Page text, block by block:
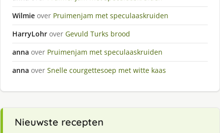
Wilmie over Pruimenjam met speculaaskruiden
HarryLohr over Gevuld Turks brood
anna over Pruimenjam met speculaaskruiden
anna over Snelle courgettesoep met witte kaas
Nieuwste recepten